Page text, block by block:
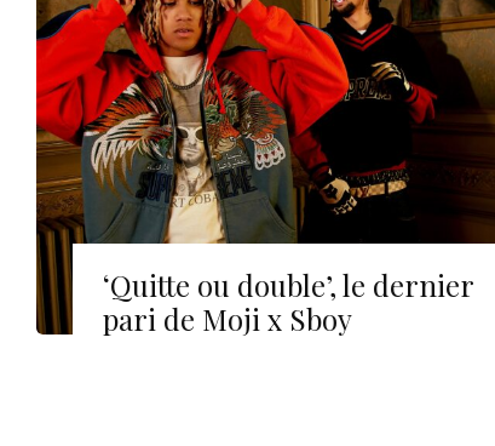
‘Quitte ou double’, le dernier
pari de Moji x Sboy